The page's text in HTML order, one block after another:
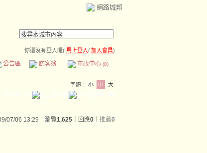
網路城邦
你還沒有登入喔( 馬上登入/ 加入會員)
公告區 訪客簿 市政中心 (0)
字體： 小 中 大
07/06 13:29 瀏覽1,625 ｜回應0 推薦0